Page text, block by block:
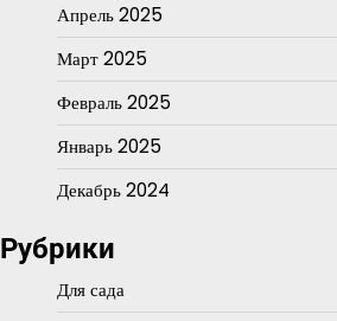
Апрель 2025
Март 2025
Февраль 2025
Январь 2025
Декабрь 2024
Рубрики
Для сада